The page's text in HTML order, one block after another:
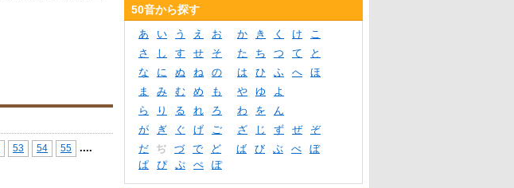
53 54 55 ....
50音から探す
あ い う え お か き く け
こ
さ
し す せ そ た ち つ て
と
な
に ぬ ね の は ひ ふ へ
ほ
ま
み む め も や ゆ
よ
ら
り る れ ろ わ を
ん
が
ぎ ぐ げ ご ざ じ ず ぜ
ぞ
だ
ぢ づ で ど ば び ぶ べ
ぼ
ぱ
ぴ ぷ ぺ ぽ